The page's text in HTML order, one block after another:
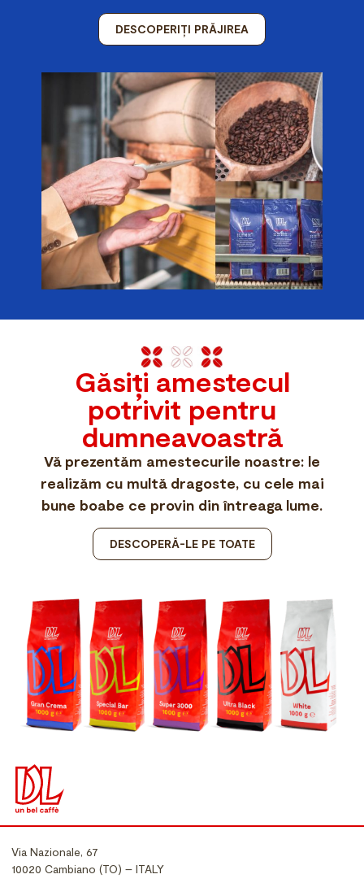
DESCOPERIȚI PRĂJIREA
Găsiți amestecul
potrivit pentru
dumneavoastră
Vă prezentăm amestecurile noastre: le
realizăm cu multă dragoste, cu cele mai
bune boabe ce provin din întreaga lume.
DESCOPERĂ-LE PE TOATE
Via Nazionale, 67
10020 Cambiano (TO) – ITALY